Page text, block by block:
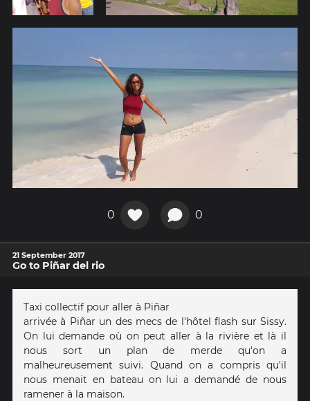
0 0
21 September 2017
Go to Piñar del rio
Taxi collectif pour aller à Piñar
arrivée à Piñar un des mecs de l'hôtel flash sur Sissy.
On lui demande où on peut aller à la rivière et là il
nous sort un plan de merde qu'on a
malheureusement suivi. Quand on a compris qu'il
nous menait en bateau on lui a demandé de nous
ramener à la maison.